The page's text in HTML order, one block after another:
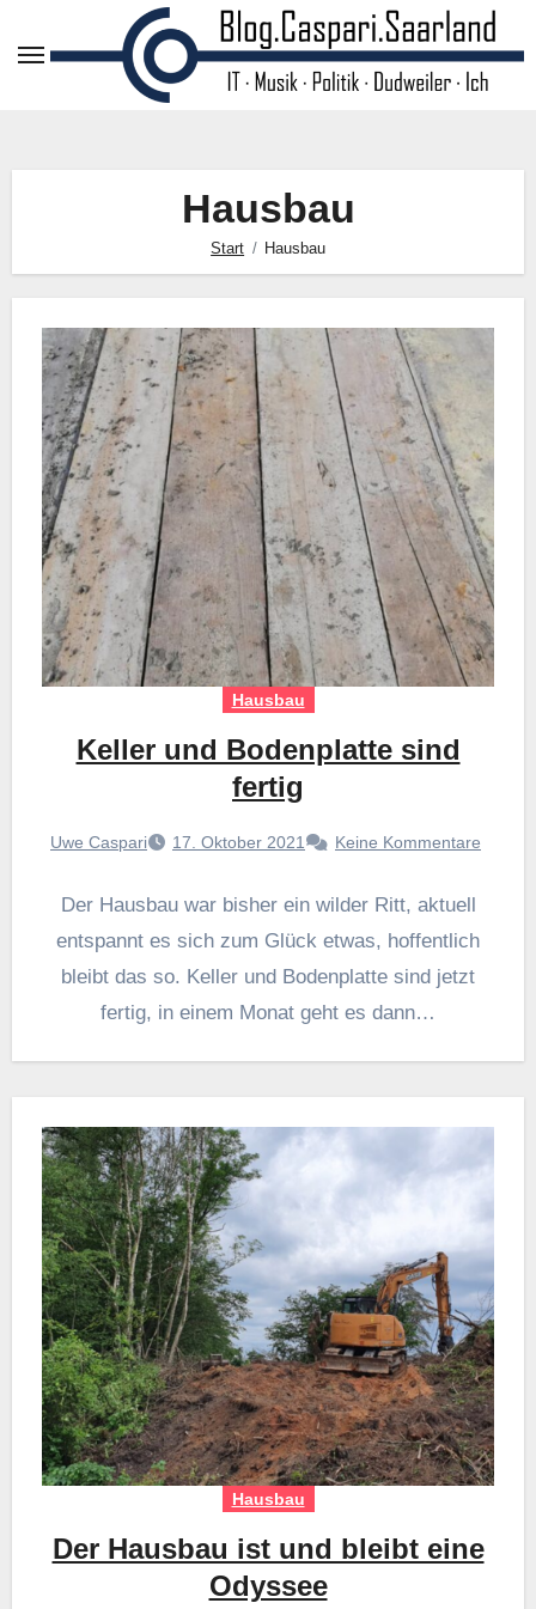
Inhalt
Hausbau
Start Hausbau
Hausbau
Keller und Bodenplatte sind
fertig
Uwe Caspari 17. Oktober 2021 Keine Kommentare
Der Hausbau war bisher ein wilder Ritt, aktuell
entspannt es sich zum Glück etwas, hoffentlich
bleibt das so. Keller und Bodenplatte sind jetzt
fertig, in einem Monat geht es dann…
Hausbau
Der Hausbau ist und bleibt eine
Odyssee